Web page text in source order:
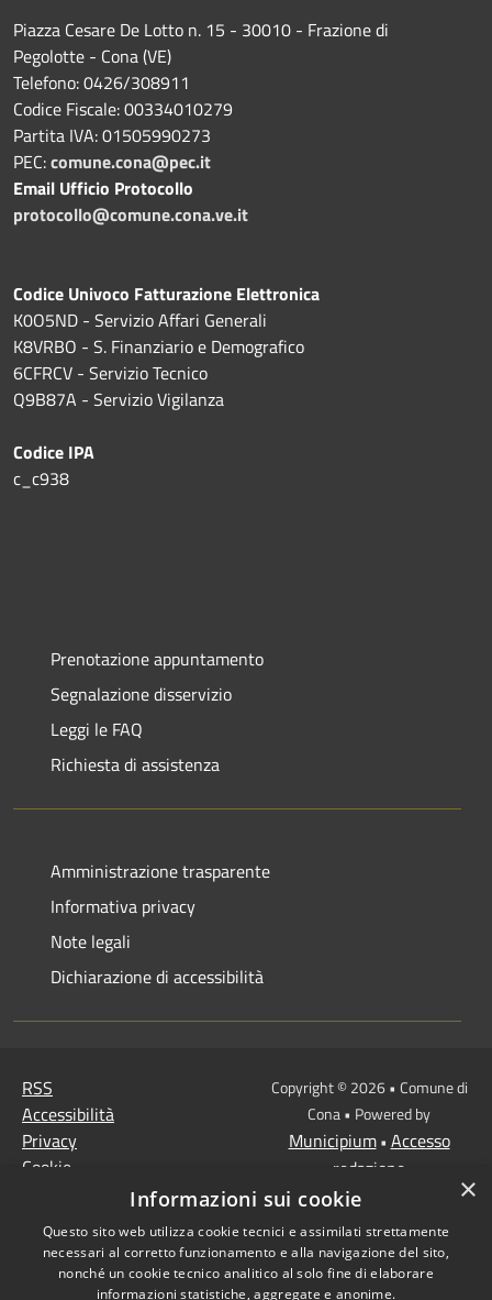
Piazza Cesare De Lotto n. 15 - 30010 - Frazione di
Pegolotte - Cona (VE)
Telefono: 0426/308911
Codice Fiscale: 00334010279
Partita IVA: 01505990273
PEC:comune.cona@pec.it
Email Ufficio Protocollo
protocollo@comune.cona.ve.it
Codice Univoco Fatturazione Elettronica
K0O5ND - Servizio Affari Generali
K8VRBO - S. Finanziario e Demografico
6CFRCV - Servizio Tecnico
Q9B87A - Servizio Vigilanza
Codice IPA
c_c938
Prenotazione appuntamento
Segnalazione disservizio
Leggi le FAQ
Richiesta di assistenza
Amministrazione trasparente
Informativa privacy
Note legali
Dichiarazione di accessibilità
RSS
Accessibilità
Privacy
Cookie
MISSIONE 2 Rivoluzione
verde e transizione
ecologica
Copyright © 2026 • Comune di
Cona • Powered by
Municipium• Accesso
redazione
×
Informazioni sui cookie
Questo sito web utilizza cookie tecnici e assimilati strettamente
necessari al corretto funzionamento e alla navigazione del sito,
nonché un cookie tecnico analitico al solo fine di elaborare
informazioni statistiche, aggregate e anonime.